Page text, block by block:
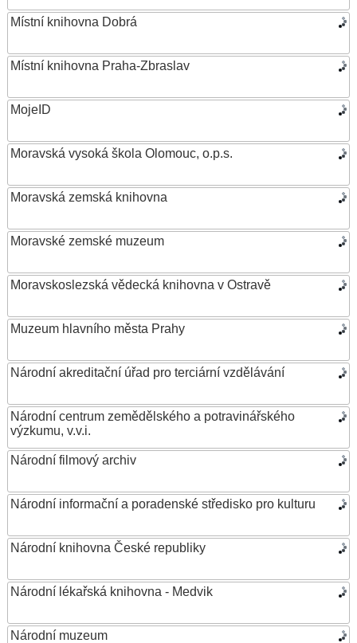
Místní knihovna Dobrá
Místní knihovna Praha-Zbraslav
MojeID
Moravská vysoká škola Olomouc, o.p.s.
Moravská zemská knihovna
Moravské zemské muzeum
Moravskoslezská vědecká knihovna v Ostravě
Muzeum hlavního města Prahy
Národní akreditační úřad pro terciární vzdělávání
Národní centrum zemědělského a potravinářského
výzkumu, v.v.i.
Národní filmový archiv
Národní informační a poradenské středisko pro kulturu
Národní knihovna České republiky
Národní lékařská knihovna - Medvik
Národní muzeum